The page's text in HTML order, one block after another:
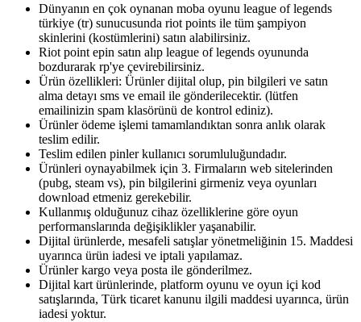
Dünyanın en çok oynanan moba oyunu league of legends
türkiye (tr) sunucusunda riot points ile tüm şampiyon
skinlerini (kostümlerini) satın alabilirsiniz.
Riot point epin satın alıp league of legends oyununda
bozdurarak rp'ye çevirebilirsiniz.
Ürün özellikleri: Ürünler dijital olup, pin bilgileri ve satın
alma detayı sms ve email ile gönderilecektir. (lütfen
emailinizin spam klasörünü de kontrol ediniz).
Ürünler ödeme işlemi tamamlandıktan sonra anlık olarak
teslim edilir.
Teslim edilen pinler kullanıcı sorumluluğundadır.
Ürünleri oynayabilmek için 3. Firmaların web sitelerinden
(pubg, steam vs), pin bilgilerini girmeniz veya oyunları
download etmeniz gerekebilir.
Kullanmış olduğunuz cihaz özelliklerine göre oyun
performanslarında değişiklikler yaşanabilir.
Dijital ürünlerde, mesafeli satışlar yönetmeliğinin 15. Maddesi
uyarınca ürün iadesi ve iptali yapılamaz.
Ürünler kargo veya posta ile gönderilmez.
Dijital kart ürünlerinde, platform oyunu ve oyun içi kod
satışlarında, Türk ticaret kanunu ilgili maddesi uyarınca, ürün
iadesi yoktur.